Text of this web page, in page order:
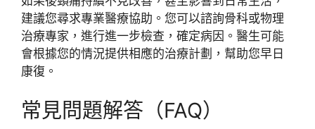
建議您尋求專業醫療協助。您可以諮詢骨科或物理
治療專家，進行進一步檢查，確定病因。醫生可能
會根據您的情況提供相應的治療計劃，幫助您早日
康復。
常見問題解答（FAQ）